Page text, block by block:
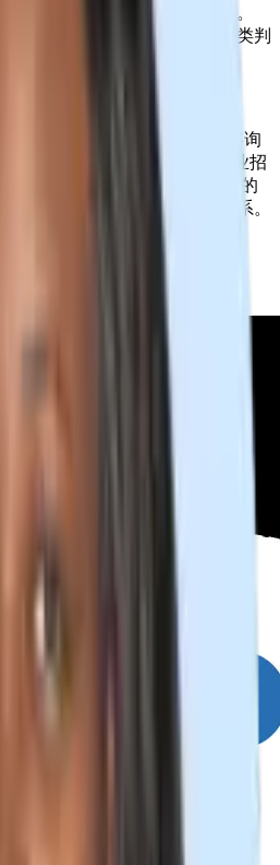
搜寻方面的专业知识而闻名。
何增强而不是取代招聘中的人类判
，拥有15年的职业策略咨询
她曾为初创公司到财富500强企业招
她作为职业顾问和招聘专家的
聘过程中保持真实的人际联系。